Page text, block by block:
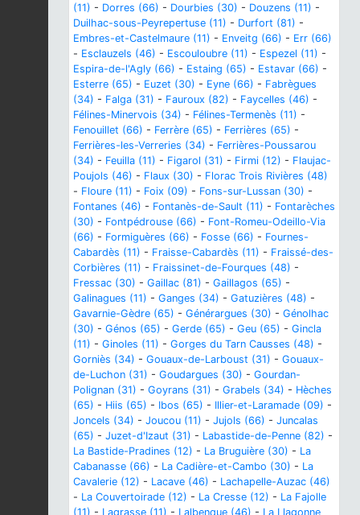
(11) - Dorres (66) - Dourbies (30) - Douzens (11) -
Duilhac-sous-Peyrepertuse (11) - Durfort (81) -
Embres-et-Castelmaure (11) - Enveitg (66) - Err (66)
- Esclauzels (46) - Escouloubre (11) - Espezel (11) -
Espira-de-l'Agly (66) - Estaing (65) - Estavar (66) -
Esterre (65) - Euzet (30) - Eyne (66) - Fabrègues
(34) - Falga (31) - Fauroux (82) - Faycelles (46) -
Félines-Minervois (34) - Félines-Termenès (11) -
Fenouillet (66) - Ferrère (65) - Ferrières (65) -
Ferrières-les-Verreries (34) - Ferrières-Poussarou
(34) - Feuilla (11) - Figarol (31) - Firmi (12) - Flaujac-
Poujols (46) - Flaux (30) - Florac Trois Rivières (48)
- Floure (11) - Foix (09) - Fons-sur-Lussan (30) -
Fontanes (46) - Fontanès-de-Sault (11) - Fontarèches
(30) - Fontpédrouse (66) - Font-Romeu-Odeillo-Via
(66) - Formiguères (66) - Fosse (66) - Fournes-
Cabardès (11) - Fraisse-Cabardès (11) - Fraissé-des-
Corbières (11) - Fraissinet-de-Fourques (48) -
Fressac (30) - Gaillac (81) - Gaillagos (65) -
Galinagues (11) - Ganges (34) - Gatuzières (48) -
Gavarnie-Gèdre (65) - Générargues (30) - Génolhac
(30) - Génos (65) - Gerde (65) - Geu (65) - Gincla
(11) - Ginoles (11) - Gorges du Tarn Causses (48) -
Gorniès (34) - Gouaux-de-Larboust (31) - Gouaux-
de-Luchon (31) - Goudargues (30) - Gourdan-
Polignan (31) - Goyrans (31) - Grabels (34) - Hèches
(65) - Hiis (65) - Ibos (65) - Illier-et-Laramade (09) -
Joncels (34) - Joucou (11) - Jujols (66) - Juncalas
(65) - Juzet-d'Izaut (31) - Labastide-de-Penne (82) -
La Bastide-Pradines (12) - La Bruguière (30) - La
Cabanasse (66) - La Cadière-et-Cambo (30) - La
Cavalerie (12) - Lacave (46) - Lachapelle-Auzac (46)
- La Couvertoirade (12) - La Cresse (12) - La Fajolle
(11) - Lagrasse (11) - Lalbenque (46) - La Llagonne